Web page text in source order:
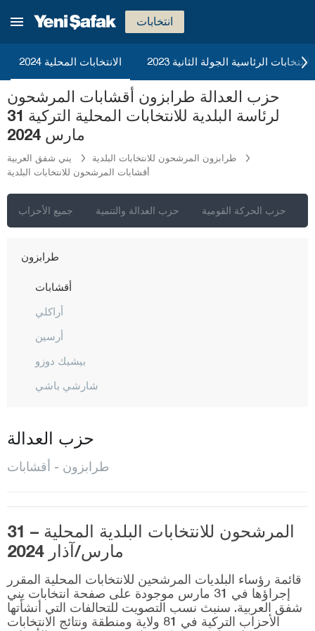
انتخابات
الانتخابات المحلية 2024 2023 الانتخابات الرئاسية الجولة الثانية
حزب العدالة طرابزون أقشابات المرشحون
لرئاسة البلدية للانتخابات المحلية التركية 31
مارس 2024
يني شفق العربية
طرابزون المرشحون للانتخابات البلدية
أقشابات المرشحون للانتخابات البلدية
جميع الأحزاب حزب العدالة والتنمية حزب الحركة القومية
صقاريا
شانلي أورفا
سيرت
سينوب
شرناق
سيفاس
توكات
طرابزون
أقشابات
أراكلي
أرسين
بيشيك دوزو
شارشي باشي
ديرين بازاري
دوز كوي
كوبري باشي
ماشكا
أوف
أورطا حصار
شالي بازاري
حزب العدالة
طرابزون - أقشابات
المرشحون للانتخابات البلدية المحلية – 31
مارس/آذار 2024
قائمة رؤساء البلديات المرشحين للانتخابات المحلية المقرر
إجراؤها في 31 مارس موجودة على صفحة انتخابات يني
شفق العربية. سنبث نسب التصويت للتحالفات التي أنشأتها
الأحزاب التركية في 81 ولاية ومنطقة ونتائج الانتخابات